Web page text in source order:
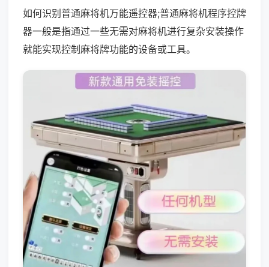
如何识别普通麻将机万能遥控器;普通麻将机程序控牌
器一般是指通过一些无需对麻将机进行复杂安装操作
就能实现控制麻将牌功能的设备或工具。